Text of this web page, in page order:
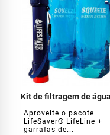
Aproveite o pacote
LifeSaver® LifeLine +
garrafas de...